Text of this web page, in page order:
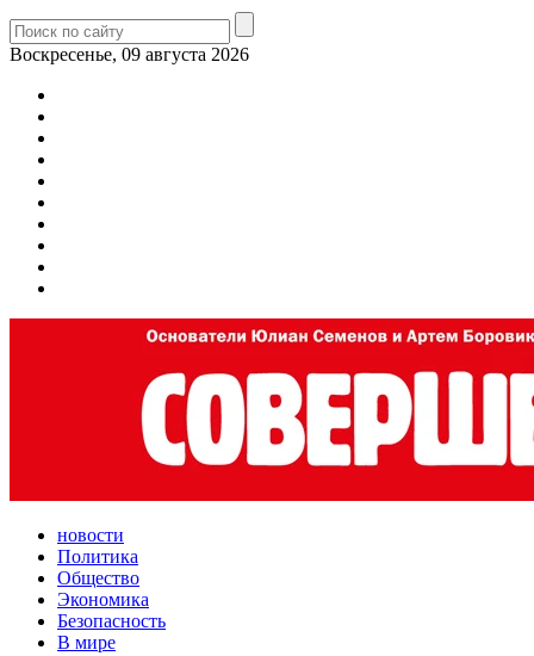
Воскресенье, 09 августа 2026
новости
Политика
Общество
Экономика
Безопасность
В мире